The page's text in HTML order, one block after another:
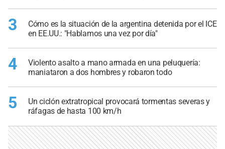
3
Cómo es la situación de la argentina detenida por el ICE
en EE.UU.: "Hablamos una vez por día"
4
Violento asalto a mano armada en una peluquería:
maniataron a dos hombres y robaron todo
5
Un ciclón extratropical provocará tormentas severas y
ráfagas de hasta 100 km/h